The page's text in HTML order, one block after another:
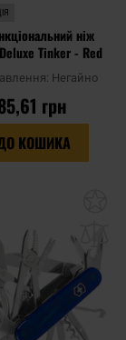
ніж
Tinker - Red
Негайно
грн
КОШИКА